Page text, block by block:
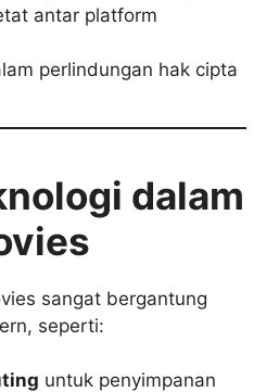
antar platform
perlindungan hak cipta
dalam
sangat bergantung
seperti:
untuk penyimpanan